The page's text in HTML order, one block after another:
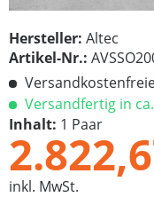
Hersteller: Altec
Artikel-Nr.:
Versandfertig in
Inhalt: 1 Paar
inkl. MwSt.